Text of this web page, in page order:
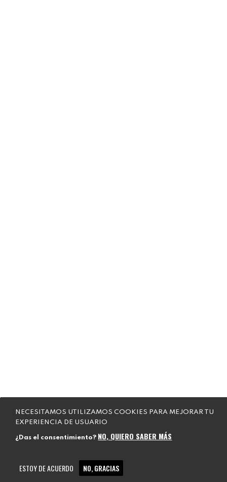
NECESITAMOS UTILIZAMOS COOKIES PARA MEJORAR TU
EXPERIENCIA DE USUARIO
¿Das el consentimiento? NO, QUIERO SABER MÁS
ESTOY DE ACUERDO NO, GRACIAS